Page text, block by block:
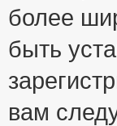
более
быть
вам